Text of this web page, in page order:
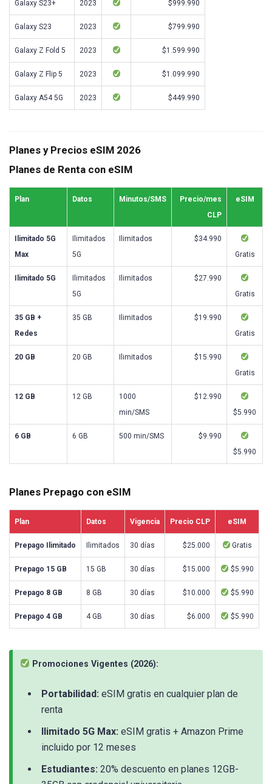
Galaxy S23+ 2023 $999.990
Galaxy S23 2023 $799.990
Galaxy Z Fold 5 2023 $1.599.990
Galaxy Z Flip 5 2023 $1.099.990
Galaxy A54 5G 2023 $449.990
Planes y Precios eSIM 2026
Planes de Renta con eSIM
Plan Datos Minutos/SMS
Precio/mes
CLP
eSIM
Ilimitado 5G
Max
Ilimitados
5G
Ilimitados
$34.990
Gratis
Ilimitado 5G
Ilimitados
5G
Ilimitados
$27.990
Gratis
35 GB +
Redes
35 GB Ilimitados
$19.990
Gratis
20 GB 20 GB Ilimitados
$15.990
Gratis
12 GB 12 GB
1000
min/SMS
$12.990
$5.990
6 GB 6 GB 500 min/SMS
$9.990
$5.990
Planes Prepago con eSIM
Plan Datos Vigencia Precio CLP eSIM
Prepago Ilimitado Ilimitados 30 días $25.000 Gratis
Prepago 15 GB 15 GB 30 días $15.000 $5.990
Prepago 8 GB 8 GB 30 días $10.000 $5.990
Prepago 4 GB 4 GB 30 días $6.000 $5.990
Promociones Vigentes (2026):
Portabilidad: eSIM gratis en cualquier plan de
renta
Ilimitado 5G Max: eSIM gratis + Amazon Prime
incluido por 12 meses
Estudiantes: 20% descuento en planes 12GB-